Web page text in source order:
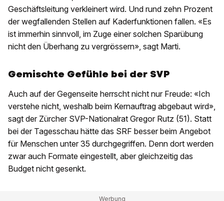
Geschäftsleitung verkleinert wird. Und rund zehn Prozent
der wegfallenden Stellen auf Kaderfunktionen fallen. «Es
ist immerhin sinnvoll, im Zuge einer solchen Sparübung
nicht den Überhang zu vergrössern», sagt Marti.
Gemischte Gefühle bei der SVP
Auch auf der Gegenseite herrscht nicht nur Freude: «Ich
verstehe nicht, weshalb beim Kernauftrag abgebaut wird»,
sagt der Zürcher SVP-Nationalrat Gregor Rutz (51). Statt
bei der Tagesschau hätte das SRF besser beim Angebot
für Menschen unter 35 durchgegriffen. Denn dort werden
zwar auch Formate eingestellt, aber gleichzeitig das
Budget nicht gesenkt.